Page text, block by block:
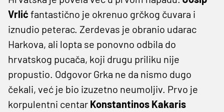
Vrlić fantastično je okrenuo grčkog čuvara i
iznudio peterac. Zerdevas je obranio udarac
Harkova, ali lopta se ponovno odbila do
hrvatskog pucača, koji drugu priliku nije
propustio. Odgovor Grka ne da nismo dugo
čekali, već je bio izuzetno neumoljiv. Prvo je
korpulentni centar Konstantinos Kakaris